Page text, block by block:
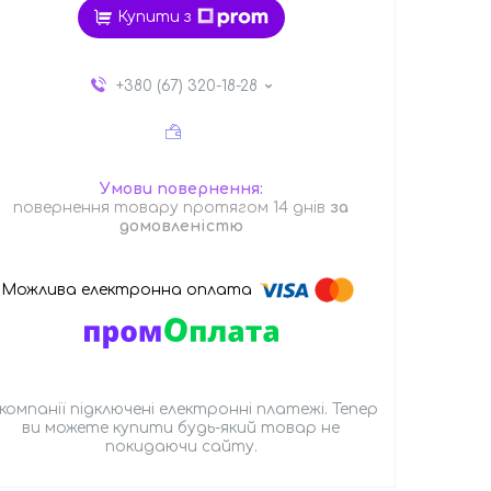
Купити з
+380 (67) 320-18-28
повернення товару протягом 14 днів за
домовленістю
підключені електронні платежі. Тепер
ви можете купити будь-який товар не
покидаючи сайту.